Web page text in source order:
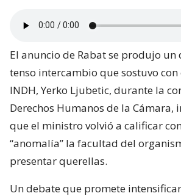
El anuncio de Rabat se produjo un
tenso intercambio que sostuvo
INDH, Yerko Ljubetic, durante la
Derechos Humanos de la Cámara,
que el ministro volvió a calificar
“anomalía” la facultad del
presentar querellas.
Un debate que promete